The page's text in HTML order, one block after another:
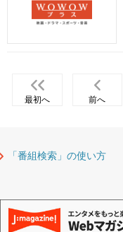
最初へ 前へ
「番組検索」の使い方